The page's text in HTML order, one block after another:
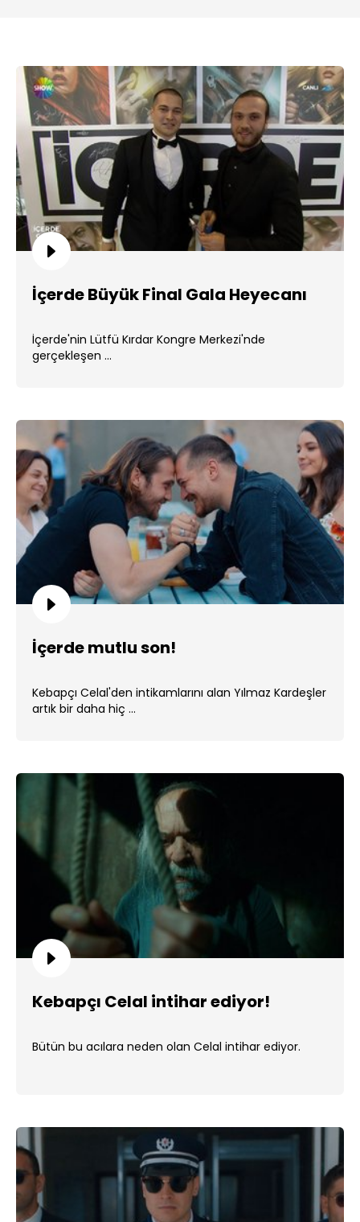
İçerde Büyük Final Gala Heyecanı
İçerde'nin Lütfü Kırdar Kongre Merkezi'nde
gerçekleşen ...
İçerde mutlu son!
Kebapçı Celal'den intikamlarını alan Yılmaz Kardeşler
artık bir daha hiç ...
Kebapçı Celal intihar ediyor!
Bütün bu acılara neden olan Celal intihar ediyor.